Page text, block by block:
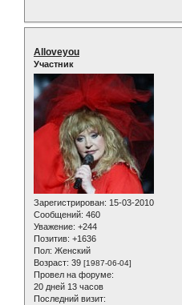
Alloveyou
Участник
Зарегистрирован: 15-03-2010
Сообщений: 460
Уважение: +244
Позитив: +1636
Пол: Женский
Возраст: 39 [1987-06-04]
Провел на форуме:
20 дней 13 часов
Последний визит: